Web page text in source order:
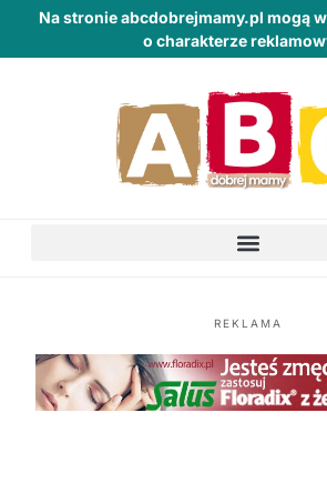
Na stronie abcdobrejmamy.pl mogą
o charakterze
REKLAMA